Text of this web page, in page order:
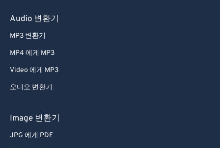
Audio 변환기
MP3 변환기
MP4 에게 MP3
Video 에게 MP3
오디오 변환기
Image 변환기
JPG 에게 PDF